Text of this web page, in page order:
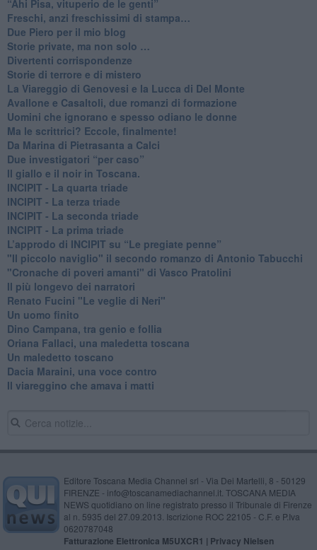
​“Ahi Pisa, vituperio de le genti”
Freschi, anzi freschissimi di stampa…
​Due Piero per il mio blog
​Storie private, ma non solo …
Divertenti corrispondenze
Storie di terrore e di mistero
La Viareggio di Genovesi e la Lucca di Del Monte
Avallone e Casaltoli, due romanzi di formazione
​Uomini che ignorano e spesso odiano le donne
Ma le scrittrici? Eccole, finalmente!
Da Marina di Pietrasanta a Calci
​Due investigatori “per caso”
​Il giallo e il noir in Toscana.
INCIPIT - La quarta triade
INCIPIT - La terza triade
INCIPIT - La seconda triade
INCIPIT - La prima triade
L’approdo di INCIPIT su “Le pregiate penne”
​"Il piccolo naviglio" il secondo romanzo di Antonio Tabucchi
​"Cronache di poveri amanti" di Vasco Pratolini
​Il più longevo dei narratori
Renato Fucini "Le veglie di Neri"
Un uomo finito
​Dino Campana, tra genio e follia
​Oriana Fallaci, una maledetta toscana
​Un maledetto toscano
​Dacia Maraini, una voce contro
​Il viareggino che amava i matti
Editore Toscana Media Channel srl - Via Dei Martelli, 8 - 50129
FIRENZE - info@toscanamediachannel.it. TOSCANA MEDIA
NEWS quotidiano on line registrato presso il Tribunale di Firenze
al n. 5935 del 27.09.2013. Iscrizione ROC 22105 - C.F. e P.Iva
0620787048
Fatturazione Elettronica M5UXCR1 | Privacy Nielsen